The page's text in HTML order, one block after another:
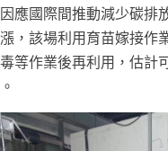
應國際間推動減少碳排
，該場利用育苗嫁接作
等作業後再利用，估計